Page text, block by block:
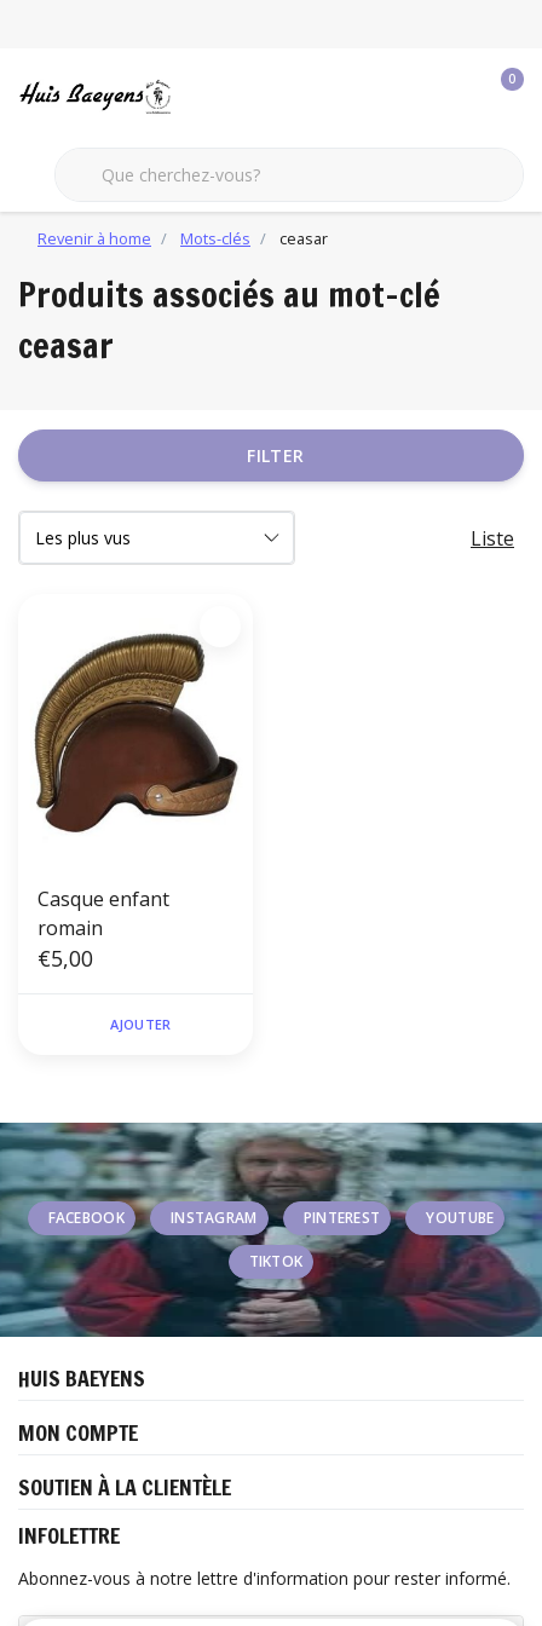
0
Revenir à home Mots-clés ceasar
Produits associés au mot-clé
ceasar
FILTER
Liste
Casque enfant
romain
€5,00
AJOUTER
FACEBOOK INSTAGRAM PINTEREST YOUTUBE
TIKTOK
HUIS BAEYENS
MON COMPTE
SOUTIEN À LA CLIENTÈLE
INFOLETTRE
Abonnez-vous à notre lettre d'information pour rester informé.